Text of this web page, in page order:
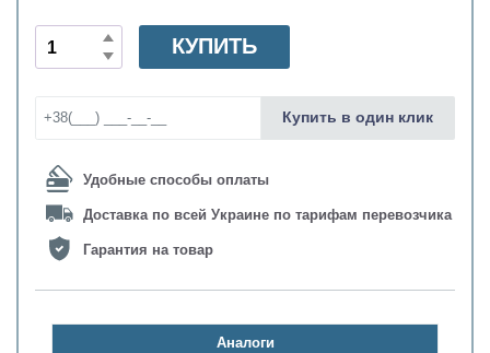
Удобные способы оплаты
Доставка по всей Украине по тарифам перевозчика
Гарантия на товар
КУПИТЬ
Купить в один клик
Аналоги